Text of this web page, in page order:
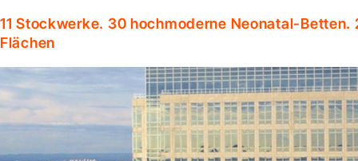
11 Stockwerke. 30 hochmoderne Neonatal-
Flächen